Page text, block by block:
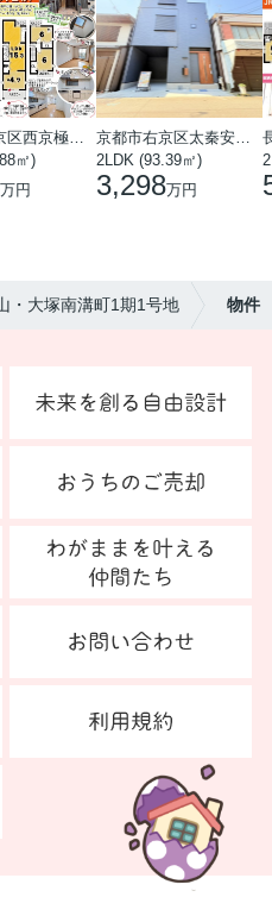
㎡)
万円
2LDK (93.39㎡)
3,298万円
・大塚南溝町1期1号地 物件